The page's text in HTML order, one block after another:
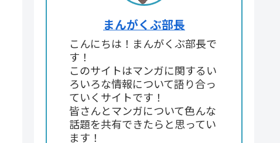
まんがくぶ部長
こんにちは！まんがくぶ部長で
す！
このサイトはマンガに関するい
ろいろな情報について語り合っ
ていくサイトです！
皆さんとマンガについて色んな
話題を共有できたらと思ってい
ます！